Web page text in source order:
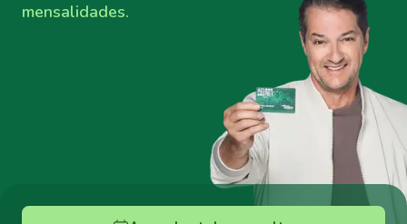
mensalidades.